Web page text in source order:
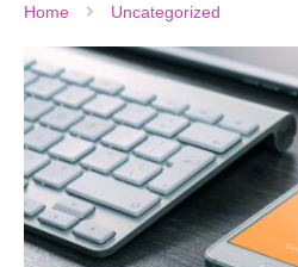
Home Uncategorized